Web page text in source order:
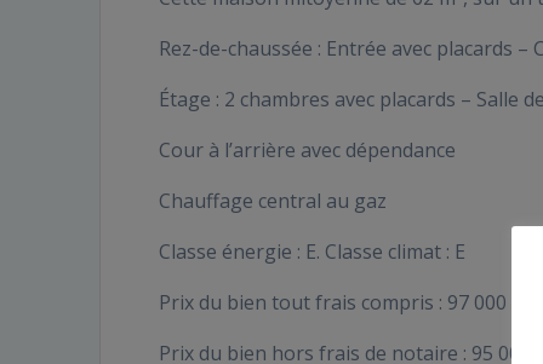
Rez-de-chaussée : Entrée avec placards –
Étage : 2 chambres avec placards – Salle
Cour à l’arrière avec dépendance
Chauffage central au gaz
Classe énergie : E. Classe climat : E
Prix du bien tout frais compris : 97 000 €
Prix du bien hors frais de notaire : 95 000 €